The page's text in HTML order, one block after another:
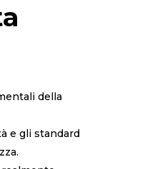
della
e gli standard